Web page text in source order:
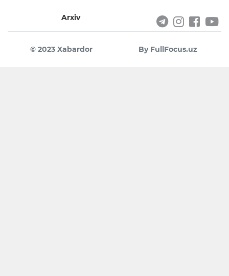
Arxiv
© 2023 Xabardor By FullFocus.uz